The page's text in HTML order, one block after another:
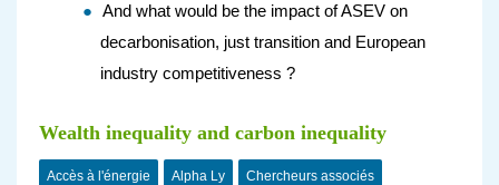
And what would be the impact of ASEV on
decarbonisation, just transition and European
industry competitiveness ?
Wealth inequality and carbon inequality
Accès à l'énergie Alpha Ly Chercheurs associés